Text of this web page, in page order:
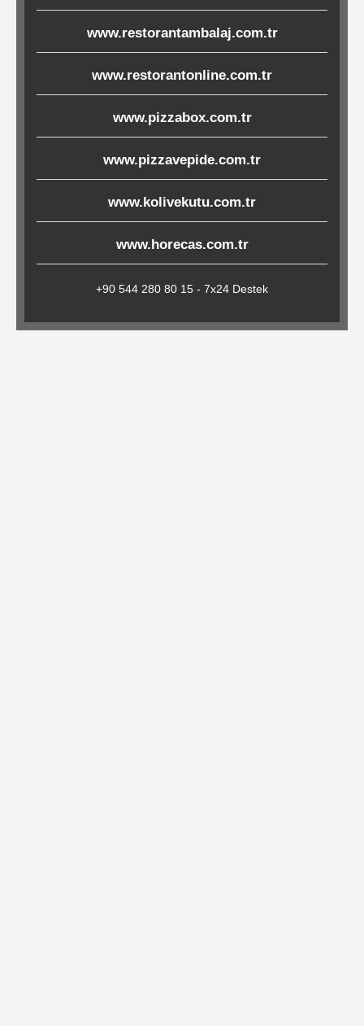
Tepsi
Altlıkları
&
Amerikan
Servisler
Kağıt
Kırtasiye
www.restorantambalaj.com.tr
www.restorantonline.com.tr
www.pizzabox.com.tr
www.pizzavepide.com.tr
www.kolivekutu.com.tr
www.horecas.com.tr
+90 544 280 80 15 - 7x24 Destek